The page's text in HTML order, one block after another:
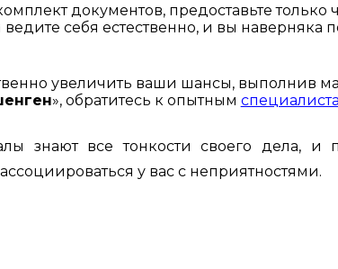
документов, предоставьте
себя естественно, и вы наверняка
», обратитесь к опытным
знают все тонкости своего дела, и
у вас с неприятностями.